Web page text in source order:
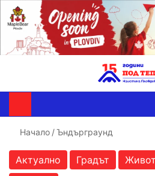
Начало /Ъндърграунд
Актуално Градът Живот